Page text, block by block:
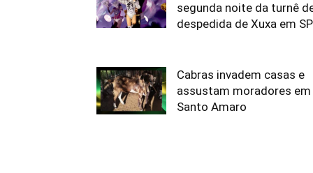
segunda noite da turnê
despedida de Xuxa em SP
Cabras invadem casas e
assustam moradores em
Santo Amaro